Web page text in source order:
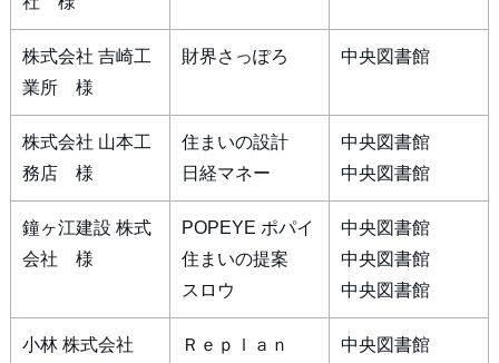
株式会社 吉崎工
業所 様
財界さっぽろ 中央図書館
株式会社 山本工
務店 様
住まいの設計
日経マネー
中央図書館
中央図書館
鐘ヶ江建設 株式
会社 様
POPEYE ポパイ
住まいの提案
スロウ
中央図書館
中央図書館
中央図書館
小林 株式会社
Ｒｅｐｌａｎ
中央図書館